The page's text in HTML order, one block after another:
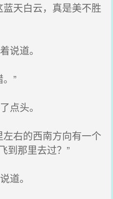
天白云，真是美不胜
说道。
”
点头。
右的西南方向有一个
到那里去过？”
道。